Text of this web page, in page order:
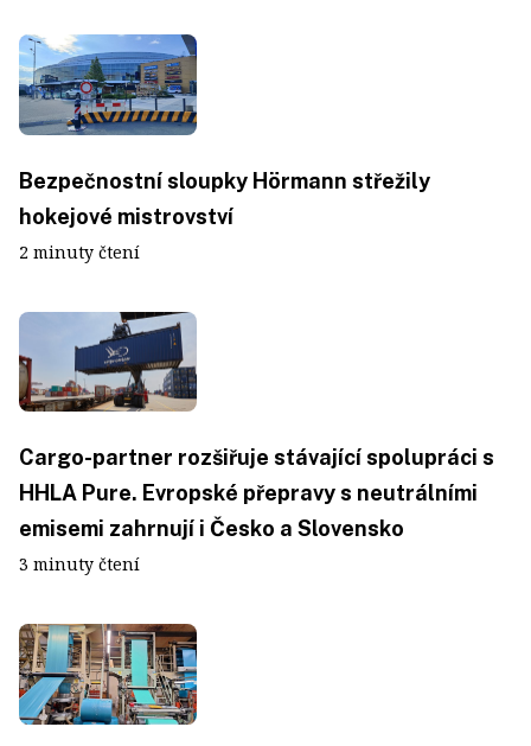
Bezpečnostní sloupky Hörmann střežily
hokejové mistrovství
2 minuty čtení
Cargo-partner rozšiřuje stávající spolupráci s
HHLA Pure. Evropské přepravy s neutrálními
emisemi zahrnují i Česko a Slovensko
3 minuty čtení